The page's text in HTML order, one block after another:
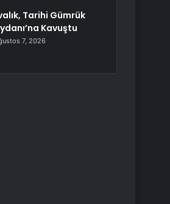
Tarihi Gümrük
Kavuştu
7, 2026